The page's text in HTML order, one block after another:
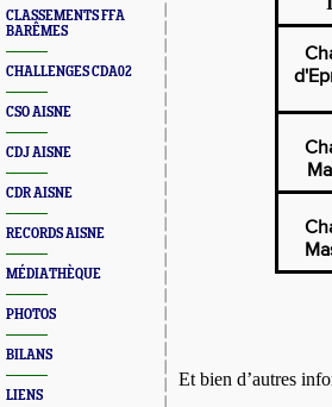
CLASSEMENTS FFA
BARÊMES
CHALLENGES CDA02
CSO AISNE
CDJ AISNE
CDR AISNE
RECORDS AISNE
MÉDIATHÈQUE
PHOTOS
BILANS
LIENS
Et bien d’autres